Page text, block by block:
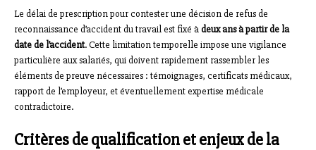
Le délai de prescription pour contester une décision de refus de
reconnaissance d’accident du travail est fixé àdeux ans à partir de la
date de l’accident. Cette limitation temporelle impose une vigilance
particulière aux salariés, qui doivent rapidement rassembler les
éléments de preuve nécessaires : témoignages, certificats médicaux,
rapport de l’employeur, et éventuellement expertise médicale
contradictoire.
Critères de qualification et enjeux de la